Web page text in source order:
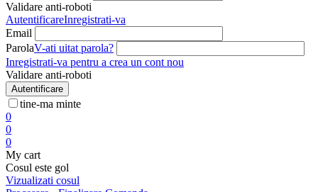
Validare anti-roboti
AutentificareInregistrati-va
Email
ParolaV-ati uitat parola?
Inregistrati-va pentru a crea un cont nou
Validare anti-roboti
Autentificare
tine-ma minte
0
0
0
My cart
Cosul este gol
Vizualizati cosul